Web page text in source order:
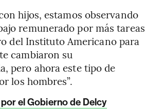
hijos, estamos observando
remunerado por más tareas
del Instituto Americano para
cambiaron su
pero ahora este tipo de
los hombres”.
el Gobierno de Delcy